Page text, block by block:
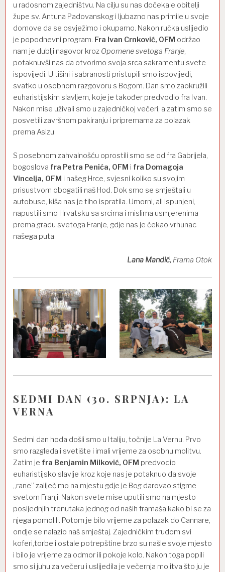
u radosnom zajedništvu. Na cilju su nas dočekale obitelji
župe sv. Antuna Padovanskog i ljubazno nas primile u svoje
domove da se osvježimo i okupamo. Nakon ručka uslijedio
je popodnevni program. Fra Ivan Crnković, OFM održao
nam je dublji nagovor kroz Opomene svetoga Franje,
potaknuvši nas da otvorimo svoja srca sakramentu svete
ispovijedi. U tišini i sabranosti pristupili smo ispovijedi,
svatko u osobnom razgovoru s Bogom. Dan smo zaokružili
euharistijskim slavljem, koje je također predvodio fra Ivan.
Nakon mise uživali smo u zajedničkoj večeri, a zatim smo se
posvetili završnom pakiranju i pripremama za polazak
prema Asizu.
S posebnom zahvalnošću oprostili smo se od fra Gabrijela,
bogoslova fra Petra Penića, OFM i fra Domagoja
Vincelja, OFM i našeg Hrce, svjesni koliko su svojim
prisustvom obogatili naš Hod. Dok smo se smještali u
autobuse, kiša nas je tiho ispratila. Umorni, ali ispunjeni,
napustili smo Hrvatsku sa srcima i mislima usmjerenima
prema gradu svetoga Franje, gdje nas je čekao vrhunac
našega puta.
Lana Mandić, Frama Otok
SEDMI DAN (30. SRPNJA): LA
VERNA
Sedmi dan hoda došli smo u Italiju, točnije La Vernu. Prvo
smo razgledali svetište i imali vrijeme za osobnu molitvu.
Zatim je fra Benjamin Milković, OFM predvodio
euharistijsko slavlje kroz koje nas je potaknuo da svoje
„rane” zaliječimo na mjestu gdje je Bog darovao stigme
svetom Franji. Nakon svete mise uputili smo na mjesto
posljednjih trenutaka jednog od naših framaša kako bi se za
njega pomolili. Potom je bilo vrijeme za polazak do Cannare,
ondje se nalazio naš smještaj. Zajedničkim trudom svi
koferi,torbe i ostale potrepštine brzo su našle svoje mjesto
i bilo je vrijeme za odmor ili pokoje kolo. Nakon toga popili
smo si juhu za večeru i uslijedila je večernja molitva što ju je